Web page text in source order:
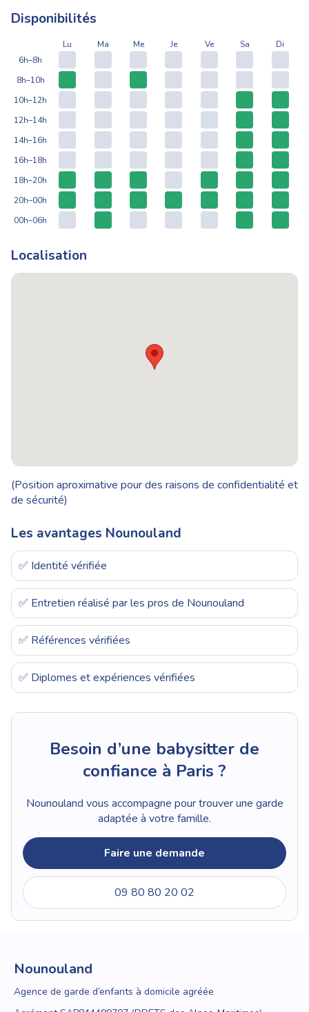
Disponibilités
Lu Ma Me Je Ve Sa
Di
6h–8h
8h–10h
10h–12h
12h–14h
14h–16h
16h–18h
18h–20h
20h–00h
00h–06h
Localisation
(Position aproximative pour des raisons de confidentialité et
de sécurité)
Les avantages Nounouland
✅ Identité vérifiée
✅ Entretien réalisé par les pros de Nounouland
✅ Références vérifiées
✅ Diplomes et expériences vérifiées
Besoin d’une babysitter de
confiance à Paris ?
Nounouland vous accompagne pour trouver une garde
adaptée à votre famille.
Faire une demande
09 80 80 20 02
Nounouland
Agence de garde d’enfants à domicile agréée